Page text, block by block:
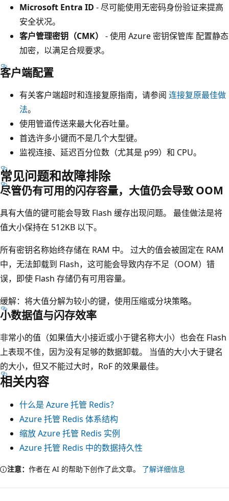
Microsoft Entra ID - 尽可能使用无密码身份验证来提高
安全状况。
客户管理密钥（CMK）
- 使用 Azure 密钥保管库 配置静态
加密，以满足合规要求。
客户端配置
有关客户端超时和连接复原指南，请参阅 连接复原最佳做
法。
使用管道传送来最大化吞吐量。
首选许多小键而不是几个大型键。
监视连接、延迟百分位数（尤其是 p99）和 CPU。
常见问题和故障排除
尽管仍有可用的闪存容量，大值仍会导致 OOM
具有大值的键可能会导致 Flash 缓存出现问题。 最佳做法是将
值大小保持在 512KB 以下。
所有密钥名称始终存储在 RAM 中。 过大的值会被固定在 RAM
中，无法卸载到 Flash，这可能会导致内存不足（OOM）错
误，即使 Flash 存储仍有可用容量。
缓解：将大值分解为较小的键，使用压缩或分块策略。
小数据值与闪存效率
非常小的值（如果值大小接近或小于键名称大小）也会在 Flash
上表现不佳，因为没有足够的数据卸载。 当值的大小大于键名
的大小，但又不能过大时，RoF 的效果最佳。
相关内容
什么是 Azure 托管 Redis？
Azure 托管 Redis 体系结构
缩放 Azure 托管 Redis 实例
Azure 托管 Redis 中的数据持久性
注意： 作者在 AI 的帮助下创作了此文章。 了解详细信息